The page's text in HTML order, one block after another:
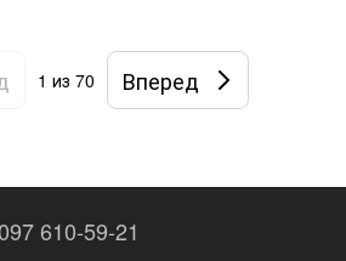
1 из 70 Вперед
610-59-21